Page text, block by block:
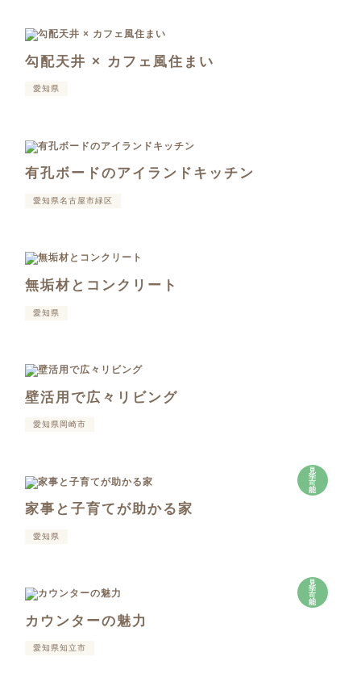
勾配天井 × カフェ風住まい
愛知県
有孔ボードのアイランドキッチン
愛知県名古屋市緑区
無垢材とコンクリート
愛知県
壁活用で広々リビング
愛知県岡崎市
見
学
可
能
家事と子育てが助かる家
愛知県
見
学
可
能
カウンターの魅力
愛知県知立市